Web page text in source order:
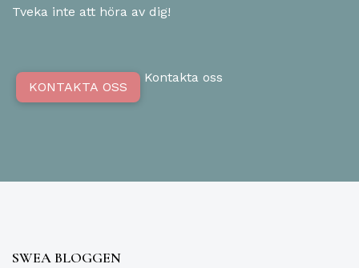
Tveka inte att höra av dig!
KONTAKTA OSS
Kontakta oss
SWEA BLOGGEN